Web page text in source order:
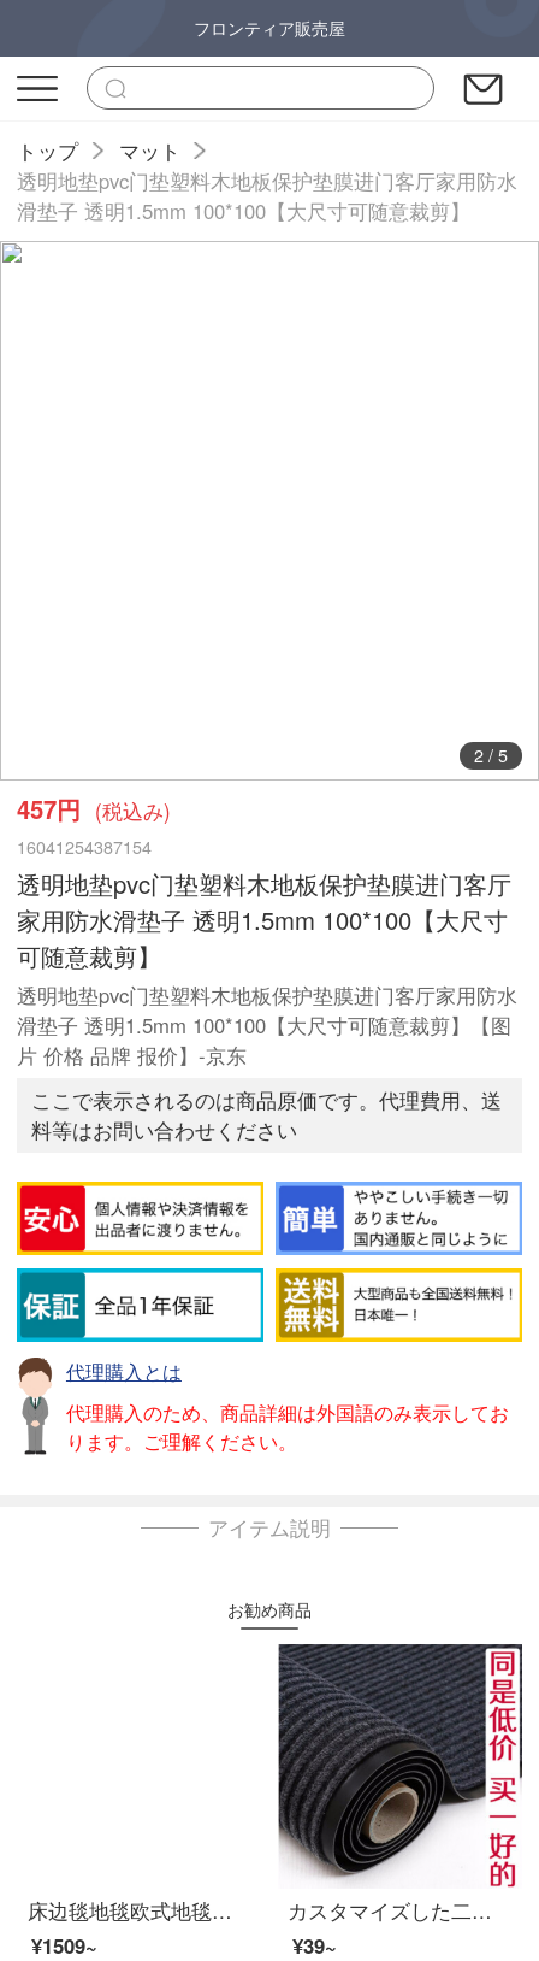
フロンティア販売屋
トップ
マット
透明地垫pvc门垫塑料木地板保护垫膜进门客厅家用防水
滑垫子 透明1.5mm 100*100【大尺寸可随意裁剪】
2/ 5
457円 (税込み)
16041254387154
透明地垫pvc门垫塑料木地板保护垫膜进门客厅
家用防水滑垫子 透明1.5mm 100*100【大尺寸
可随意裁剪】
透明地垫pvc门垫塑料木地板保护垫膜进门客厅家用防水
滑垫子 透明1.5mm 100*100【大尺寸可随意裁剪】【图
片 价格 品牌 报价】-京东
ここで表示されるのは商品原価です。代理費用、送
料等はお問い合わせください
代理購入とは
代理購入のため、商品詳細は外国語のみ表示してお
ります。ご理解ください。
アイテム説明
お勧め商品
床边毯地毯欧式地毯卧室地毯客厅地毯茶几地毯榻榻米地毯飘窗毯床边毯定制 加厚羊羔绒玫红色 180*200厘米
¥1509~
カスタマイズした二重ストライプのインドアクッションドアの外のフロアマット防塵ドアホールの家庭用ホテルロビーの商用迎賓用マットの赤色オーダーメイドサイズ、logoはカスタマーサービスに連絡してください。
¥39~